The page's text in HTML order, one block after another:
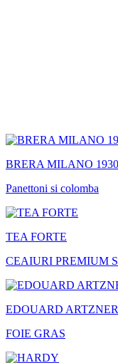
BRERA MILANO 1930
Panettoni si colomba
TEA FORTE
CEAIURI PREMIUM
EDOUARD ARTZNER
FOIE GRAS